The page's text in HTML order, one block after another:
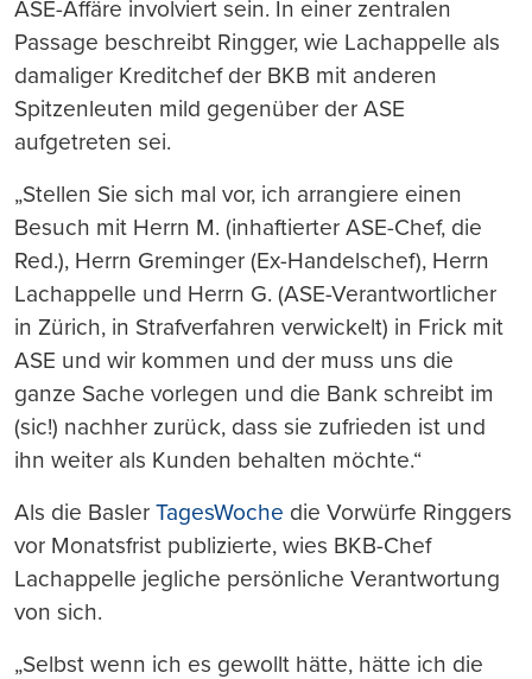
ASE-Affäre involviert sein. In einer zentralen
Passage beschreibt Ringger, wie Lachappelle als
damaliger Kreditchef der BKB mit anderen
Spitzenleuten mild gegenüber der ASE
aufgetreten sei.
„Stellen Sie sich mal vor, ich arrangiere einen
Besuch mit Herrn M. (inhaftierter ASE-Chef, die
Red.), Herrn Greminger (Ex-Handelschef), Herrn
Lachappelle und Herrn G. (ASE-Verantwortlicher
in Zürich, in Strafverfahren verwickelt) in Frick mit
ASE und wir kommen und der muss uns die
ganze Sache vorlegen und die Bank schreibt im
(sic!) nachher zurück, dass sie zufrieden ist und
ihn weiter als Kunden behalten möchte.“
Als die Basler TagesWoche die Vorwürfe Ringgers
vor Monatsfrist publizierte, wies BKB-Chef
Lachappelle jegliche persönliche Verantwortung
von sich.
„Selbst wenn ich es gewollt hätte, hätte ich die